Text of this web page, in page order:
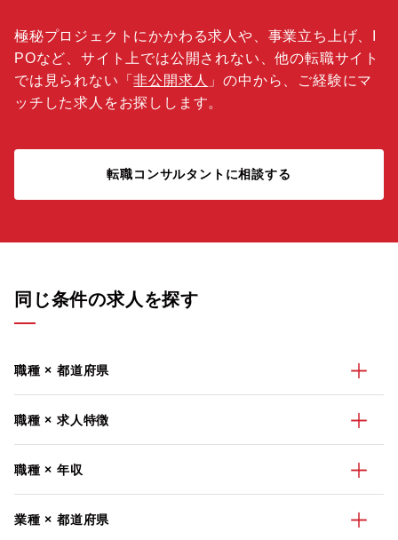
極秘プロジェクトにかかわる求人や、事業立ち上げ、I
POなど、サイト上では公開されない、他の転職サイト
では見られない「非公開求人 」の中から、ご経験にマ
ッチした求人をお探しします。
転職コンサルタントに相談する
同じ条件の求人を探す
職種 × 都道府県
職種 × 求人特徴
職種 × 年収
業種 × 都道府県